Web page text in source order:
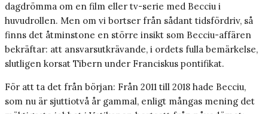
dagdrömma om en film eller tv-serie med Becciu i
huvudrollen. Men om vi bortser från sådant tidsfördriv, så
finns det åtminstone en större insikt som Becciu-affären
bekräftar: att ansvarsutkrävande, i ordets fulla bemärkelse,
slutligen korsat Tibern under Franciskus pontifikat.
För att ta det från början: Från 2011 till 2018 hade Becciu,
som nu är sjuttiotvå år gammal, enligt mångas mening det